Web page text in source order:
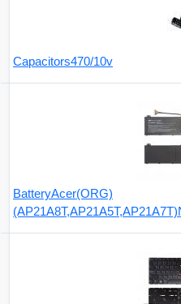
Capacitors470/10v
BatteryAcer(ORG)